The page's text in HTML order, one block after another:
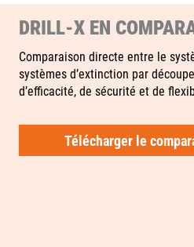
DRILL‑X EN
Comparaison directe entre le
systèmes d’extinction par
d’efficacité, de sécurité et de
Télécharger le